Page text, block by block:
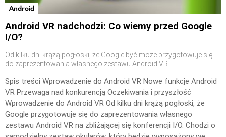
Android
Android VR nadchodzi: Co wiemy przed Google
I/O?
Od kilku dni krążą pogłoski, że Google być może przygotowuje się
do zaprezentowania własnego zestawu Android VR
Spis treści Wprowadzenie do Android VR Nowe funkcje Android
VR Przewaga nad konkurencją Oczekiwania i przyszłość
Wprowadzenie do Android VR Od kilku dni krążą pogłoski, że
Google przygotowuje się do zaprezentowania własnego
zestawu Android VR na zbliżającej się konferencji I/O. Chodzi o